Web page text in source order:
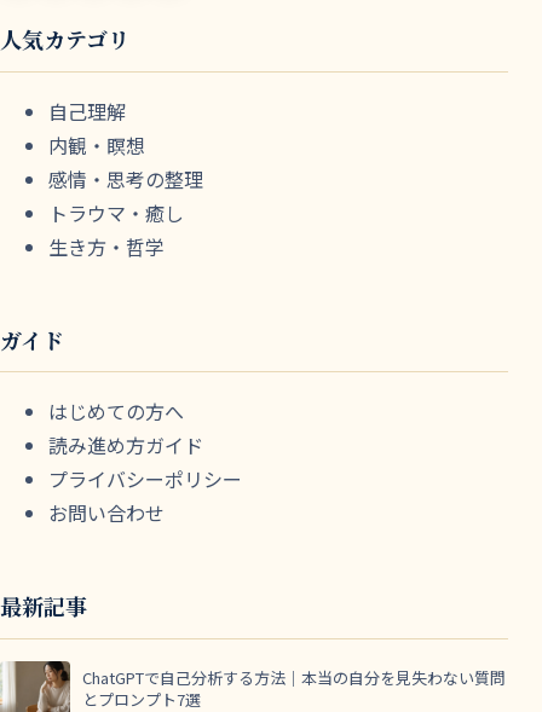
人気カテゴリ
自己理解
内観・瞑想
感情・思考の整理
トラウマ・癒し
生き方・哲学
ガイド
はじめての方へ
読み進め方ガイド
プライバシーポリシー
お問い合わせ
最新記事
ChatGPTで自己分析する方法｜本当の自分を見失わない質問
とプロンプト7選